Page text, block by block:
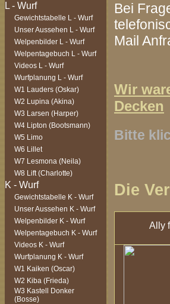
Gewichtstabelle L - Wurf
Unser Aussehen L - Wurf
Welpenbilder L - Wurf
Welpentagebuch L - Wurf
Videos L - Wurf
Wurfplanung L - Wurf
W1 Lauders (Oskar)
W2 Lupina (Akina)
W3 Larsen (Harper)
W4 Lipton (Bootsmann)
W5 Limo
W6 Lillet
W7 Lesmona (Neila)
W8 Lift (Charlotte)
Gewichtstabelle K - Wurf
Unser Aussehen K - Wurf
Welpenbilder K - Wurf
Welpentagebuch K - Wurf
Videos K - Wurf
Wurfplanung K - Wurf
W1 Kaiken (Oscar)
W2 Kiba (Frieda)
W3 Kastell Donker
(Bosse)
Bei
Mail
Wir
Decken
Bitte
Die
Ally